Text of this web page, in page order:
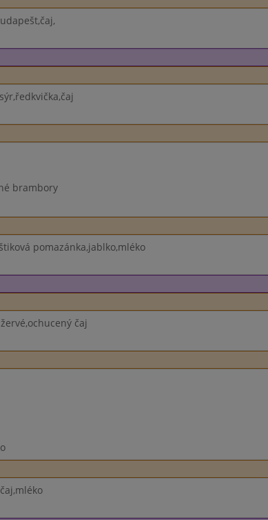
brambory
pomazánka,jablko,mléko
čaj